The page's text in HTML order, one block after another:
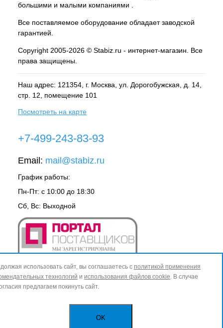
большими и малыми компаниями .
Все поставляемое оборудование обладает заводской
гарантией.
Copyright 2005-2026 © Stabiz.ru - интернет-магазин. Все
права защищены.
Наш адрес: 121354, г. Москва , ул. Дорогобужская, д. 14,
стр. 12, помещение 101
Посмотреть на карте
+7-499-243-83-93
Email: mail@stabiz.ru
График работы:
Пн-Пт: с 10:00 до 18:30
Сб, Вс: Выходной
использовать сайт, вы соглашаетесь с политикой применения
технологий и использования файлов cookie. В случае
предлагаем покинуть сайт.
OK